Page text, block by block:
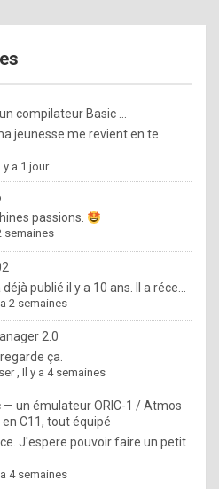
%
m
a
d
b
y
o
l
e
x
.
I
f
y
compilateur Basic ...
jeunesse me revient en te
y a 1 jour
passions.
semaines
publié il y a 10 ans. Il a réce...
2 semaines
2.0
ça.
,Il y a 4 semaines
— un émulateur ORIC-1 / Atmos
C11, tout équipé
J'espere pouvoir faire un petit
4 semaines